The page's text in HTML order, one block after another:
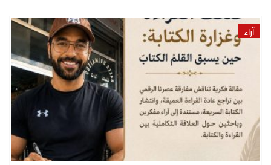
آراء